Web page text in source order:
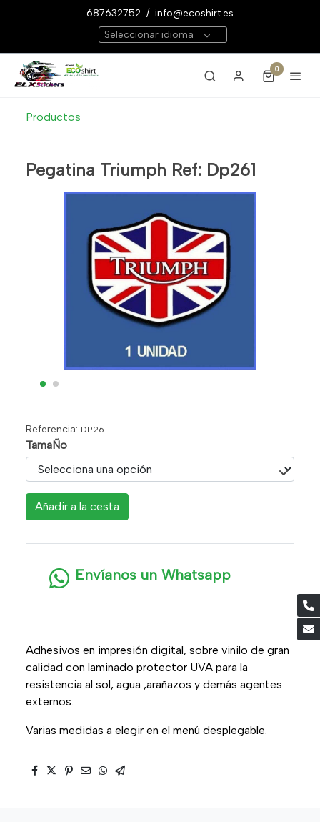
687632752 / info@ecoshirt.es
Seleccionar idioma
0
Productos
Pegatina Triumph Ref: Dp261
Referencia: DP261
TamaÑo
Añadir a la cesta
Envíanos un Whatsapp
Adhesivos en impresión digital, sobre vinilo de gran
calidad con laminado protector UVA para la
resistencia al sol, agua ,arañazos y demás agentes
externos.
Varias medidas a elegir en el menú desplegable.